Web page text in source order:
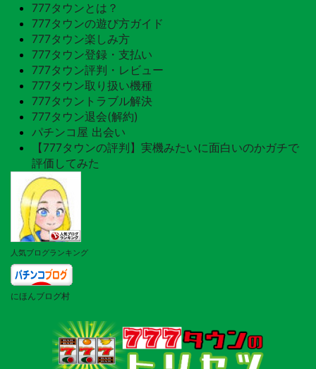
777タウンとは？
777タウンの遊び方ガイド
777タウン楽しみ方
777タウン登録・支払い
777タウン評判・レビュー
777タウン取り扱い機種
777タウントラブル解決
777タウン退会(解約)
パチンコ屋 出会い
【777タウンの評判】実機みたいに面白いのかガチで
評価してみた
人気ブログランキング
にほんブログ村